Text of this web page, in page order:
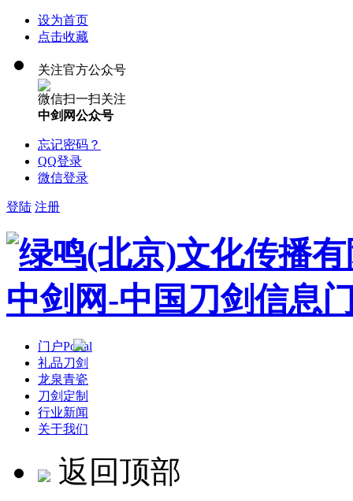
设为首页
点击收藏
关注官方公众号
微信扫一扫关注
中剑网公众号
忘记密码？
QQ登录
微信登录
登陆 注册
门户Portal
礼品刀剑
龙泉青瓷
刀剑定制
行业新闻
关于我们
返回顶部